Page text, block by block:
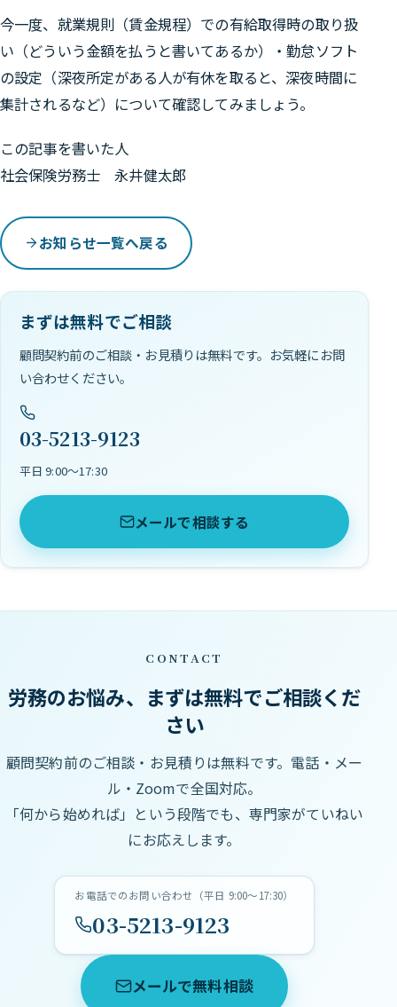
今一度、就業規則（賃金規程）での有給取得時の取り扱
い（どういう金額を払うと書いてあるか）・勤怠ソフト
の設定（深夜所定がある人が有休を取ると、深夜時間に
集計されるなど）について確認してみましょう。
この記事を書いた人
社会保険労務士 永井健太郎
お知らせ一覧へ戻る
まずは無料でご相談
顧問契約前のご相談・お見積りは無料です。お気軽にお問
い合わせください。
03-5213-9123
平日 9:00〜17:30
メールで相談する
CONTACT
労務のお悩み、まずは無料でご相談くだ
さい
顧問契約前のご相談・お見積りは無料です。電話・メー
ル・Zoomで全国対応。
「何から始めれば」という段階でも、専門家がていねい
にお応えします。
お電話でのお問い合わせ（平日 9:00〜17:30）
03-5213-9123
メールで無料相談